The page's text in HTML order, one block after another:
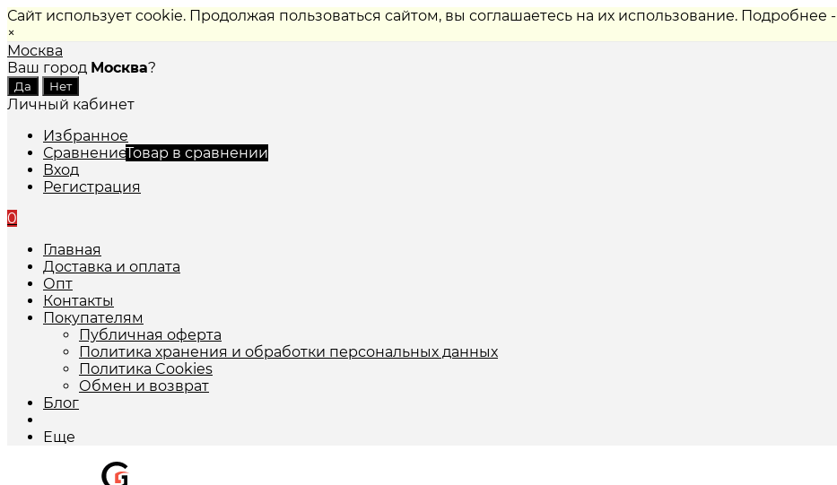
Сайт использует cookie. Продолжая пользоваться сайтом, вы соглашаетесь на их использование. Подробнее -
×
Москва
Ваш город Москва?
Личный кабинет
Избранное
СравнениеТовар в сравнении
Вход
Регистрация
0
Главная
Доставка и оплата
Опт
Контакты
Покупателям
Публичная оферта
Политика хранения и обработки персональных данных
Политика Cookies
Обмен и возврат
Блог
Еще